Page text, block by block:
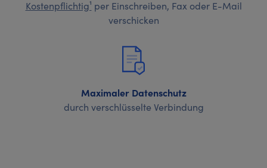
Kostenpflichtig¹ per Einschreiben, Fax oder E-Mail
verschicken
Maximaler Datenschutz
durch verschlüsselte Verbindung